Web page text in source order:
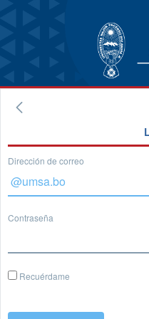
Dirección de correo
Contraseña
Recuérdame